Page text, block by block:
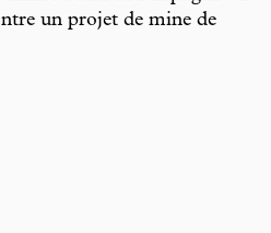
un projet de mine de